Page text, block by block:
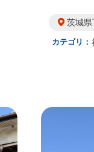
茨城県
カテゴリ：